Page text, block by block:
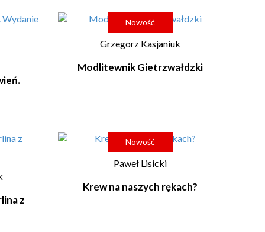
Nowość
Grzegorz Kasjaniuk
Modlitewnik Gietrzwałdzki
z
Nowość
Paweł Lisicki
Krew na naszych rękach?